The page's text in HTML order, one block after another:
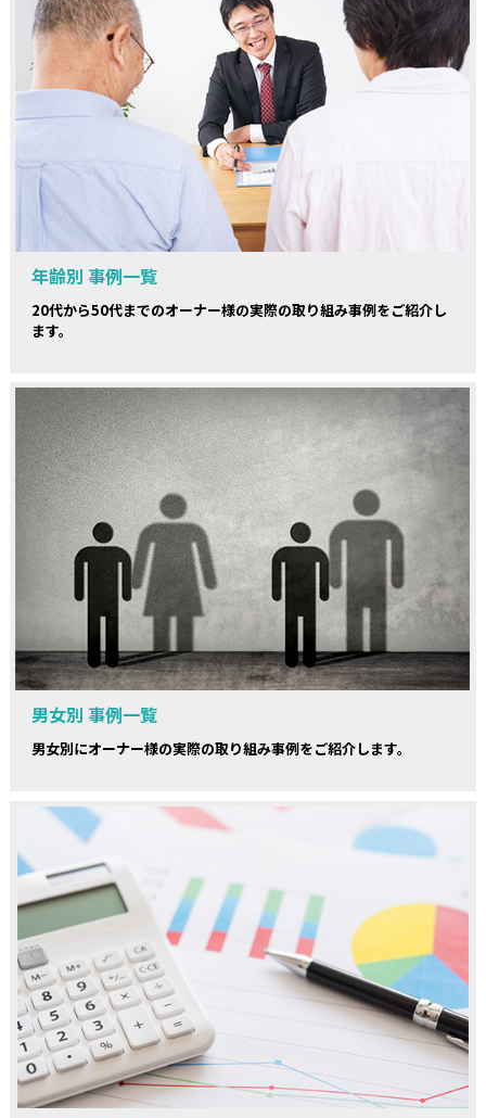
年齢別 事例一覧
20代から50代までのオーナー様の実際の取り組み事例をご紹介し
ます。
男女別 事例一覧
男女別にオーナー様の実際の取り組み事例をご紹介します。